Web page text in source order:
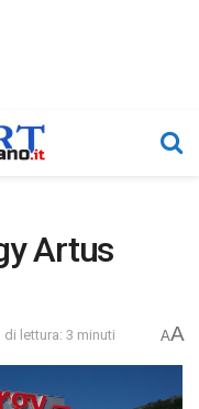
Artus
di lettura: 3 minuti AA